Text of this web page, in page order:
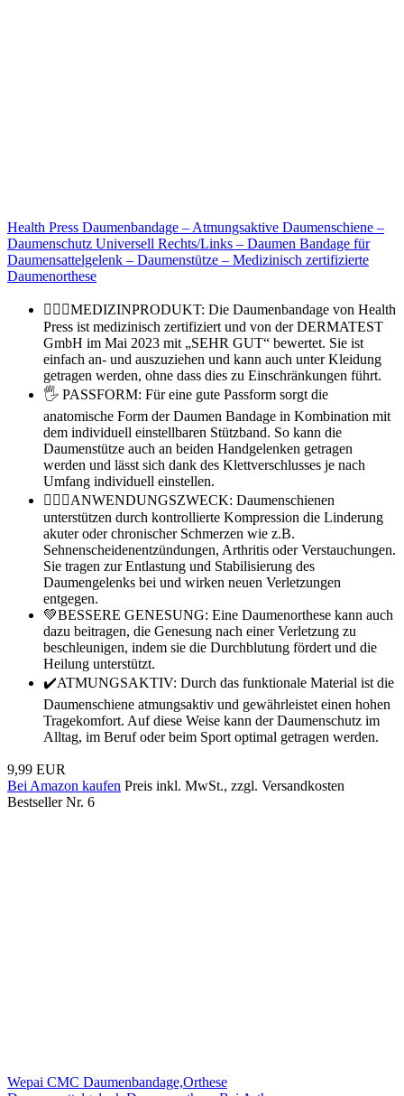
Health Press Daumenbandage – Atmungsaktive Daumenschiene –
Daumenschutz Universell Rechts/Links – Daumen Bandage für
Daumensattelgelenk – Daumenstütze – Medizinisch zertifizierte
Daumenorthese
👨🏼‍⚕️MEDIZINPRODUKT: Die Daumenbandage von Health
Press ist medizinisch zertifiziert und von der DERMATEST
GmbH im Mai 2023 mit „SEHR GUT“ bewertet. Sie ist
einfach an- und auszuziehen und kann auch unter Kleidung
getragen werden, ohne dass dies zu Einschränkungen führt.
🖐 PASSFORM: Für eine gute Passform sorgt die
anatomische Form der Daumen Bandage in Kombination mit
dem individuell einstellbaren Stützband. So kann die
Daumenstütze auch an beiden Handgelenken getragen
werden und lässt sich dank des Klettverschlusses je nach
Umfang individuell einstellen.
🙋🏼‍♀️ANWENDUNGSZWECK: Daumenschienen
unterstützen durch kontrollierte Kompression die Linderung
akuter oder chronischer Schmerzen wie z.B.
Sehnenscheidenentzündungen, Arthritis oder Verstauchungen.
Sie tragen zur Entlastung und Stabilisierung des
Daumengelenks bei und wirken neuen Verletzungen
entgegen.
💚BESSERE GENESUNG: Eine Daumenorthese kann auch
dazu beitragen, die Genesung nach einer Verletzung zu
beschleunigen, indem sie die Durchblutung fördert und die
Heilung unterstützt.
✔️ATMUNGSAKTIV: Durch das funktionale Material ist die
Daumenschiene atmungsaktiv und gewährleistet einen hohen
Tragekomfort. Auf diese Weise kann der Daumenschutz im
Alltag, im Beruf oder beim Sport optimal getragen werden.
9,99 EUR
Bei Amazon kaufen Preis inkl. MwSt., zzgl. Versandkosten
Bestseller Nr. 6
Wepai CMC Daumenbandage,Orthese